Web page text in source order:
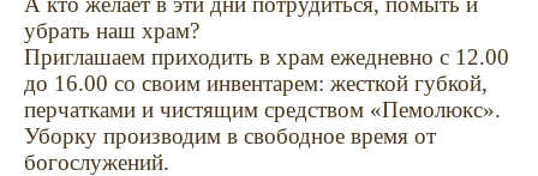
убрать наш храм?
Приглашаем приходить в храм ежедневно с 12.00
до 16.00 со своим инвентарем: жесткой губкой,
перчатками и чистящим средством «Пемолюкс».
Уборку производим в свободное время от
богослужений.